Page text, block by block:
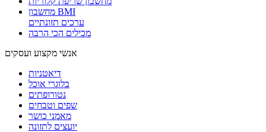
מחשבון BMI
ערכים תזונתיים
מכילים הכי הרבה
אנשי מקצוע ועסקים
דיאטניות
בלוגרי אוכל
נטורופתים
שפים וטבחים
מאמני כושר
יועצים לתזונה